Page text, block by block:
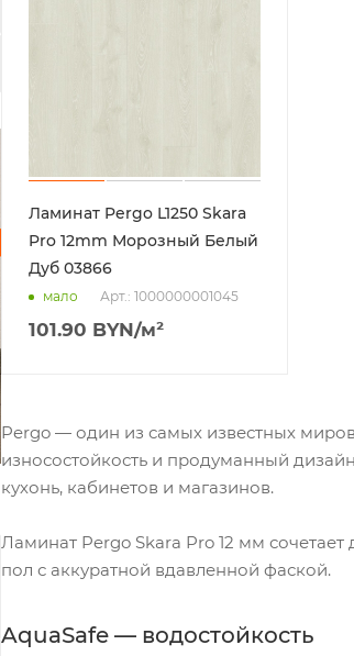
Ламинат Pergo L1250 Skara
Pro 12mm Морозный Белый
Дуб 03866
мало Арт.: 1000000001045
101.90 BYN/м²
Pergo — один из самых известных
износостойкость и продуманный
кухонь, кабинетов и магазинов.
Ламинат Pergo Skara Pro 12 мм
пол с аккуратной вдавленной фаской.
AquaSafe — водостойкость